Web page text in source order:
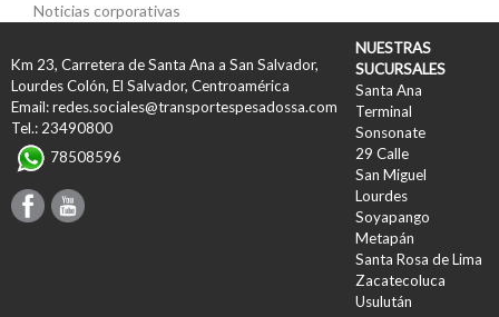
Noticias corporativas
Km 23, Carretera de Santa Ana a San Salvador,
Lourdes Colón, El Salvador, Centroamérica
Email: redes.sociales@transportespesadossa.com
Tel.: 23490800
78508596
NUESTRAS
SUCURSALES
Santa Ana
Terminal
Sonsonate
29 Calle
San Miguel
Lourdes
Soyapango
Metapán
Santa Rosa de Lima
Zacatecoluca
Usulután